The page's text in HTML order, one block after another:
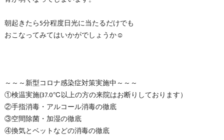
朝起きたら5分程度日光に当たるだけでも
おこなってみてはいかがでしょうか☺
～～～新型コロナ感染症対策実施中～～～
①検温実施(37.0℃以上の方の来院はお断りしております）
②手指消毒・アルコール消毒の徹底
③空間除菌・加湿の徹底
④換気とベットなどの消毒の徹底